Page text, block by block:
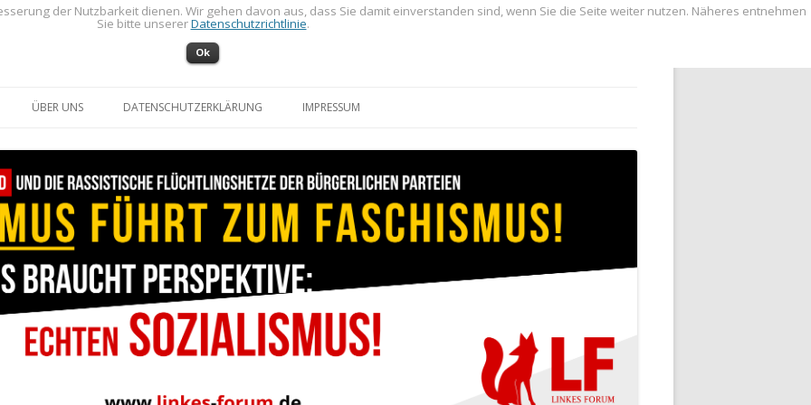
ÜBER UNS DATENSCHUTZERKLÄRUNG IMPRESSUM
der Nutzbarkeit dienen. Wir gehen davon aus, dass Sie damit einverstanden sind, wenn Sie die Seite weiter nutzen. Näheres entnehmen
Sie bitte unsererDatenschutzrichtlinie.
Ok